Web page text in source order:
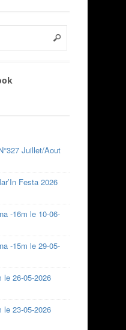
Juillet/Aout
Festa 2026
-16m le 10-06-
-15m le 29-05-
le 26-05-2026
le 23-05-2026